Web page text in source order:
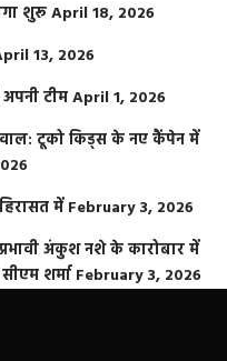
शुरूApril 18, 2026
13, 2026
टीमApril 1, 2026
टूको किड्स के नए कैंपेन में
में February 3, 2026
अंकुश नशे के कारोबार में
शर्मा February 3, 2026